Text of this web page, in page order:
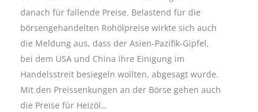
danach für fallende Preise. Belastend für die
börsengehandelten Rohölpreise wirkte sich auch
die Meldung aus, dass der Asien-Pazifik-Gipfel,
bei dem USA und China ihre Einigung im
Handelsstreit besiegeln wollten, abgesagt wurde.
Mit den Preissenkungen an der Börse gehen auch
die Preise für Heizöl…